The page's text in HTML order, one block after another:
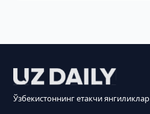
Ўзбекистоннинг етакчи